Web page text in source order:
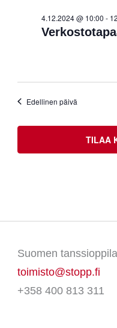
4.12.2024 @ 10:00 -
Edellinen päivä
TILAA
Suomen
toimisto@stopp.fi
+358 400 813 311